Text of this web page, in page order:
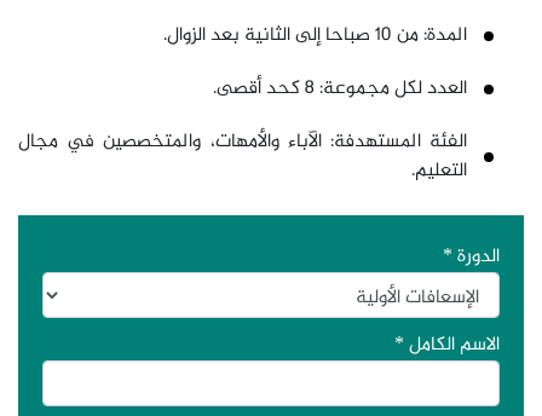
المدة: من 10 صباحا إلى الثانية بعد الزوال.
العدد لكل مجموعة: 8 كحد أقصى.
الفئة المستهدفة: الآباء والأمهات، والمتخصصين في مجال
التعليم.
الدورة *
الاسم الكامل *